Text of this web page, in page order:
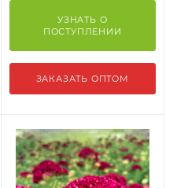
УЗНАТЬ О
ПОСТУПЛЕНИИ
ЗАКАЗАТЬ ОПТОМ